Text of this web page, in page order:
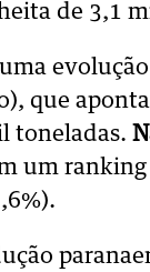
de 3,1
que
toneladas.
um